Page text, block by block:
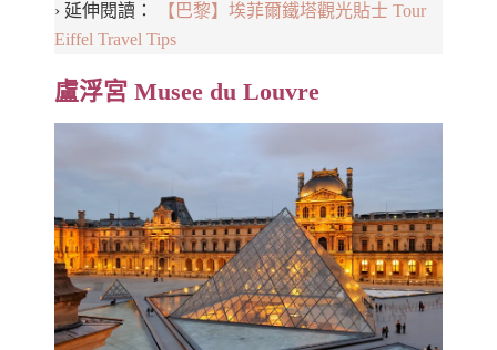
› 延伸閱讀：
【巴黎】埃菲爾鐵塔觀光貼士 Tour
Eiffel Travel Tips
盧浮宮 Musee du Louvre